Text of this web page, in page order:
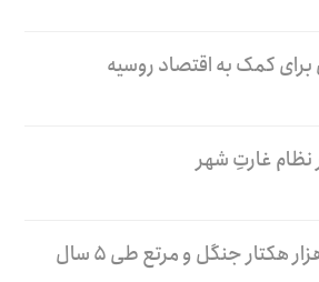
کمک به اقتصاد روسیه
غارتِ شهر